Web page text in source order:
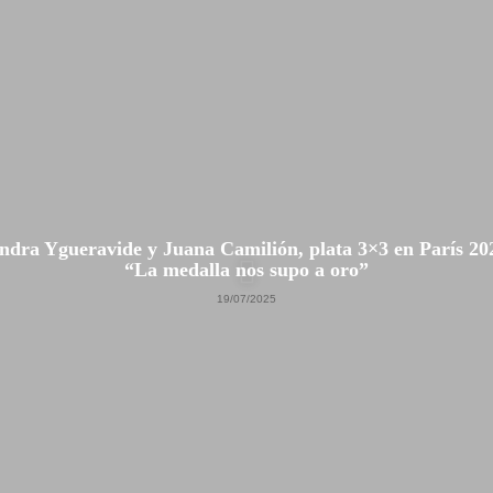
Ygueravide y Juana Camilión, plata 3×3 en París
“La medalla nos supo a oro”
19/07/2025